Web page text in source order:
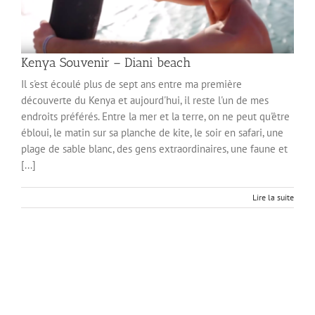
Kenya Souvenir – Diani beach
Il s'est écoulé plus de sept ans entre ma première
découverte du Kenya et aujourd'hui, il reste l'un de mes
endroits préférés. Entre la mer et la terre, on ne peut qu'être
ébloui, le matin sur sa planche de kite, le soir en safari, une
plage de sable blanc, des gens extraordinaires, une faune et
[...]
Lire la suite